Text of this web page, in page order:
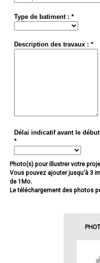
Type de batiment : *
Description des travaux : *
Délai indicatif avant le
*
Photo(s) pour illustrer votre
Vous pouvez ajouter jusqu'à 3
de 1Mo.
Le téléchargement des photos